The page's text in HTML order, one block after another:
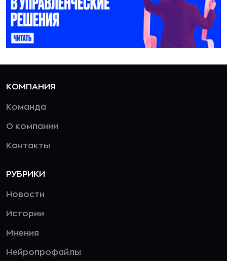
КОМПАНИЯ
Команда
О компании
Контакты
РУБРИКИ
Новости
Истории
Мнения
Нейропрофайлы